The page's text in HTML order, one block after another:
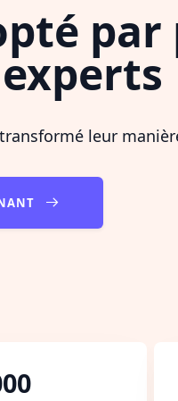
par
experts
leur